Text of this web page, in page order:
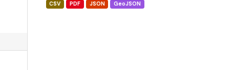
CSV PDF JSON GeoJSON